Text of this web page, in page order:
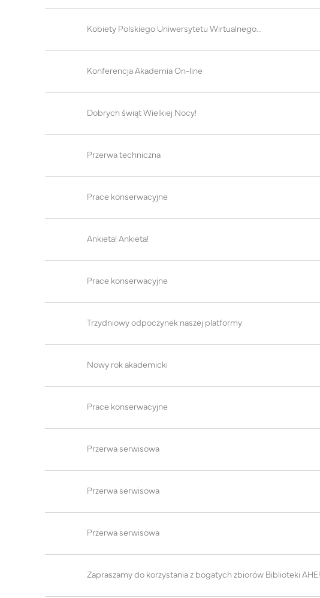
Kobiety Polskiego Uniwersytetu Wirtualnego...
Konferencja Akademia On-line
Dobrych świąt Wielkiej Nocy!
Przerwa techniczna
Prace konserwacyjne
Ankieta! Ankieta!
Prace konserwacyjne
Trzydniowy odpoczynek naszej platformy
Nowy rok akademicki
Prace konserwacyjne
Przerwa serwisowa
Przerwa serwisowa
Przerwa serwisowa
Zapraszamy do korzystania z bogatych zbiorów Biblioteki AHE!